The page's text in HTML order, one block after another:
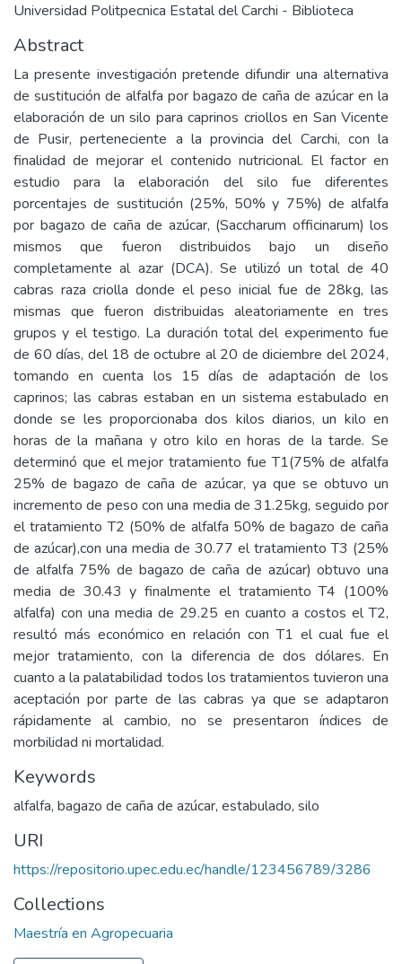
Universidad Politpecnica Estatal del Carchi - Biblioteca
Abstract
La presente investigación pretende difundir una alternativa
de sustitución de alfalfa por bagazo de caña de azúcar en la
elaboración de un silo para caprinos criollos en San Vicente
de Pusir, perteneciente a la provincia del Carchi, con la
finalidad de mejorar el contenido nutricional. El factor en
estudio para la elaboración del silo fue diferentes
porcentajes de sustitución (25%, 50% y 75%) de alfalfa
por bagazo de caña de azúcar, (Saccharum officinarum) los
mismos que fueron distribuidos bajo un diseño
completamente al azar (DCA). Se utilizó un total de 40
cabras raza criolla donde el peso inicial fue de 28kg, las
mismas que fueron distribuidas aleatoriamente en tres
grupos y el testigo. La duración total del experimento fue
de 60 días, del 18 de octubre al 20 de diciembre del 2024,
tomando en cuenta los 15 días de adaptación de los
caprinos; las cabras estaban en un sistema estabulado en
donde se les proporcionaba dos kilos diarios, un kilo en
horas de la mañana y otro kilo en horas de la tarde. Se
determinó que el mejor tratamiento fue T1(75% de alfalfa
25% de bagazo de caña de azúcar, ya que se obtuvo un
incremento de peso con una media de 31.25kg, seguido por
el tratamiento T2 (50% de alfalfa 50% de bagazo de caña
de azúcar),con una media de 30.77 el tratamiento T3 (25%
de alfalfa 75% de bagazo de caña de azúcar) obtuvo una
media de 30.43 y finalmente el tratamiento T4 (100%
alfalfa) con una media de 29.25 en cuanto a costos el T2,
resultó más económico en relación con T1 el cual fue el
mejor tratamiento, con la diferencia de dos dólares. En
cuanto a la palatabilidad todos los tratamientos tuvieron una
aceptación por parte de las cabras ya que se adaptaron
rápidamente al cambio, no se presentaron índices de
morbilidad ni mortalidad.
Keywords
alfalfa, bagazo de caña de azúcar, estabulado, silo
URI
https://repositorio.upec.edu.ec/handle/123456789/3286
Collections
Maestría en Agropecuaria